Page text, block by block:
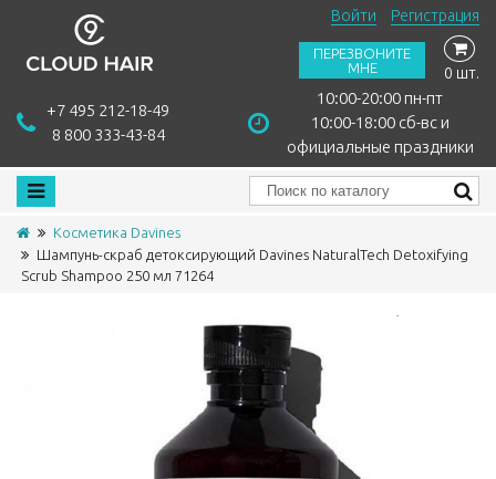
+7 495 212-18-49
8 800 333-43-84
10:00-20:00 пн-пт
10:00-18:00 сб-вс и
официальные праздники
Войти Регистрация
ПЕРЕЗВОНИТЕ
МНЕ
0 шт.
Косметика Davines
Шампунь-скраб детоксирующий Davines NaturalTech Detoxifying
Scrub Shampoo 250 мл 71264